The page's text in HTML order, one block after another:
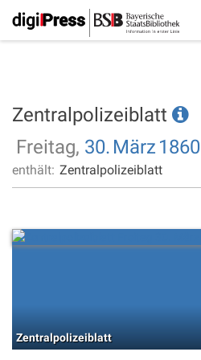
Zentralpolizeiblatt
Freitag, 30. März 1860
enthält: Zentralpolizeiblatt
Zentralpolizeiblatt